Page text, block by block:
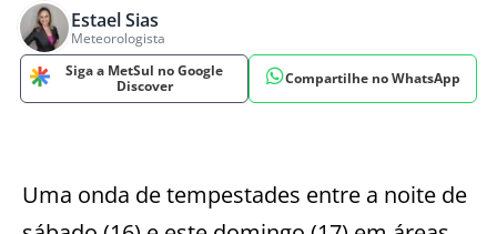
Estael Sias
Meteorologista
Siga a MetSul no Google
Discover
Compartilhe no WhatsApp
Uma onda de tempestades entre a noite de